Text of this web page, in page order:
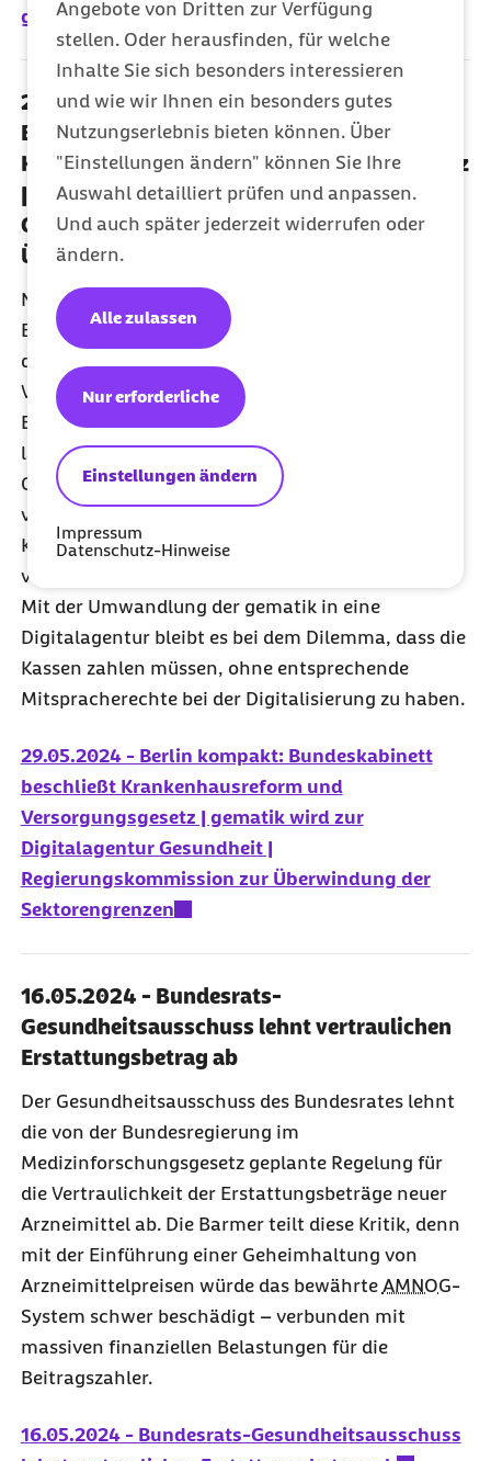
Angebote von Dritten zur Verfügung
stellen. Oder herausfinden, für welche
Inhalte Sie sich besonders interessieren
und wie wir Ihnen ein besonders gutes
Nutzungserlebnis bieten können. Über
"Einstellungen ändern" können Sie Ihre
Auswahl detailliert prüfen und anpassen.
Und auch später jederzeit widerrufen oder
ändern.
Einstellungen ändern
Nur erforderliche
Alle zulassen
Impressum
Datenschutz-Hinweise
geheime Erstattungspreise
29.05.2024 - Berlin kompakt:
Bundeskabinett beschließt
Krankenhausreform und Versorgungsgesetz
| gematik wird zur Digitalagentur
Gesundheit | Regierungskommission zur
Überwindung der Sektorengrenzen
Nach erheblichen Verzögerungen hat
Bundesgesundheitsminister Lauterbach sowohl
die Krankenhausreform (
Versorgungsgesetz (GVSG) durch das
Bundeskabinett gebracht. Im Laufe der
langwierigen Diskussionen mussten an beiden
Gesetzen wesentliche Veränderungen
vorgenommen werden – nicht zum Besten für die
Krankenhausreform, deren Qualitätsziele deutlich
verwässert wurden.
Mit der Umwandlung der gematik in eine
Digitalagentur bleibt es bei dem Dilemma, dass die
Kassen zahlen müssen, ohne entsprechende
Mitspracherechte bei der Digitalisierung zu haben.
29.05.2024 - Berlin kompakt: Bundeskabinett
beschließt Krankenhausreform und
Versorgungsgesetz | gematik wird zur
Digitalagentur Gesundheit |
Regierungskommission zur Überwindung der
Sektorengrenzen
16.05.2024 - Bundesrats-
Gesundheitsausschuss lehnt vertraulichen
Erstattungsbetrag ab
Der Gesundheitsausschuss des Bundesrates lehnt
die von der Bundesregierung im
Medizinforschungsgesetz geplante Regelung für
die Vertraulichkeit der Erstattungsbeträge neuer
Arzneimittel ab. Die Barmer teilt diese Kritik, denn
mit der Einführung einer Geheimhaltung von
Arzneimittelpreisen würde das bewährte AMNOG-
System schwer beschädigt – verbunden mit
massiven finanziellen Belastungen für die
Beitragszahler.
16.05.2024 - Bundesrats-Gesundheitsausschuss